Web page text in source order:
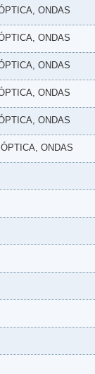
ONDAS
ONDAS
ONDAS
ONDAS
ONDAS
ONDAS